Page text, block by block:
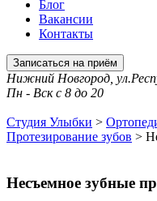
Блог
Вакансии
Контакты
Записаться на приём
Нижний Новгород,
Пн - Вск с 8 до 20
Студия Улыбки >
Протезирование зубов >
Несъемное зубные